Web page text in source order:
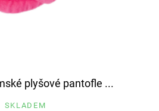
plyšové pantofle ...
SKLADEM